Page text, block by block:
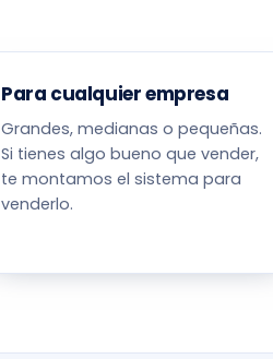
Para cualquier empresa
Grandes, medianas o pequeñas.
Si tienes algo bueno que vender,
te montamos el sistema para
venderlo.